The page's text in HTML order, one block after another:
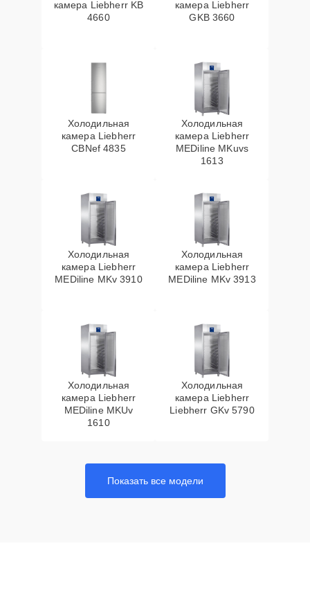
камера Liebherr KB
4660
камера Liebherr
GKB 3660
Холодильная
камера Liebherr
CBNef 4835
Холодильная
камера Liebherr
MEDiline MKuvs
1613
Холодильная
камера Liebherr
MEDiline MKv 3910
Холодильная
камера Liebherr
MEDiline MKv 3913
Холодильная
камера Liebherr
MEDiline MKUv
1610
Холодильная
камера Liebherr
Liebherr GKv 5790
Показать все модели